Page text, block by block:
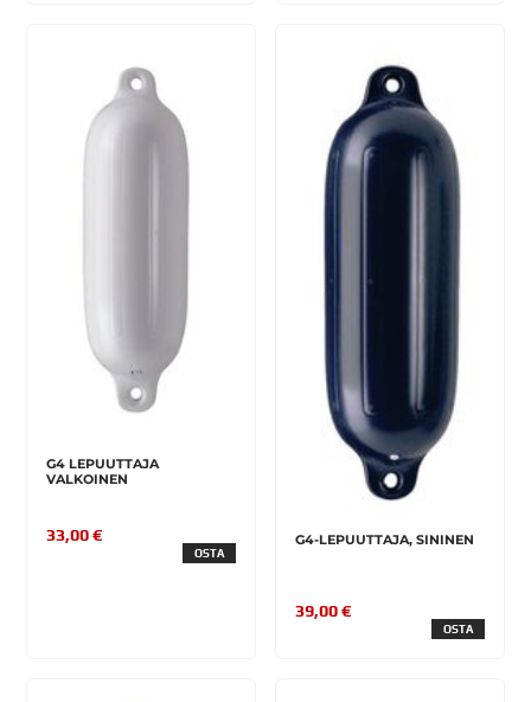
G4 LEPUUTTAJA
VALKOINEN
33,00 €
OSTA
G4-LEPUUTTAJA, SININEN
39,00 €
OSTA